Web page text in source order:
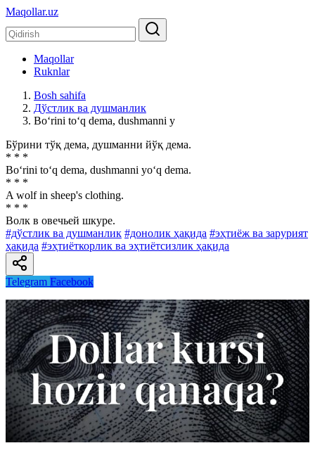
Maqollar.uz
Maqollar
Ruknlar
Bosh sahifa
Дўстлик ва душманлик
Bo‘rini to‘q dema, dushmanni y
Бўрини тўқ дема, душманни йўқ дема.
* * *
Bo‘rini to‘q dema, dushmanni yo‘q dema.
* * *
A wolf in sheep's clothing.
* * *
Волк в овечьей шкуре.
#дўстлик ва душманлик #донолик ҳақида #эҳтиёж ва зарурият
ҳақида #эҳтиёткорлик ва эҳтиётсизлик ҳақида
Telegram Facebook